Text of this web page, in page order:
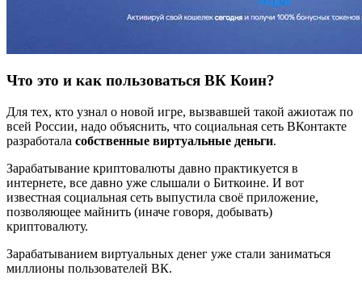
Что это и как пользоваться ВК Коин?
Для тех, кто узнал о новой игре, вызвавшей такой ажиотаж по
всей России, надо объяснить, что социальная сеть ВКонтакте
разработала собственные виртуальные деньги.
Зарабатывание криптовалюты давно практикуется в
интернете, все давно уже слышали о Биткоине. И вот
известная социальная сеть выпустила своё приложение,
позволяющее майнить (иначе говоря, добывать)
криптовалюту.
Зарабатыванием виртуальных денег уже стали заниматься
миллионы пользователей ВК.